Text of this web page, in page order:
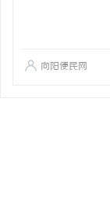
向阳便民网